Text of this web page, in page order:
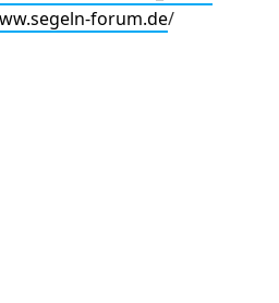
forum.de/